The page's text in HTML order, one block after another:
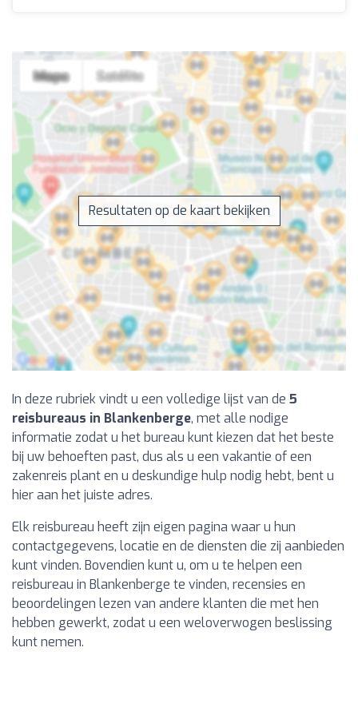
Resultaten op de kaart bekijken
In deze rubriek vindt u een volledige lijst van de 5
reisbureaus in Blankenberge, met alle nodige
informatie zodat u het bureau kunt kiezen dat het beste
bij uw behoeften past, dus als u een vakantie of een
zakenreis plant en u deskundige hulp nodig hebt, bent u
hier aan het juiste adres.
Elk reisbureau heeft zijn eigen pagina waar u hun
contactgegevens, locatie en de diensten die zij aanbieden
kunt vinden. Bovendien kunt u, om u te helpen een
reisbureau in Blankenberge te vinden, recensies en
beoordelingen lezen van andere klanten die met hen
hebben gewerkt, zodat u een weloverwogen beslissing
kunt nemen.